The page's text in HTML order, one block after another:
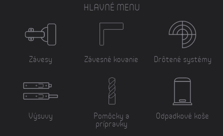
HLAVNÉ MENU
Závesy
Výsuvy
Závesné kovanie
Pomôcky a
prípravky
Drôtené systémy
Odpadkové koše